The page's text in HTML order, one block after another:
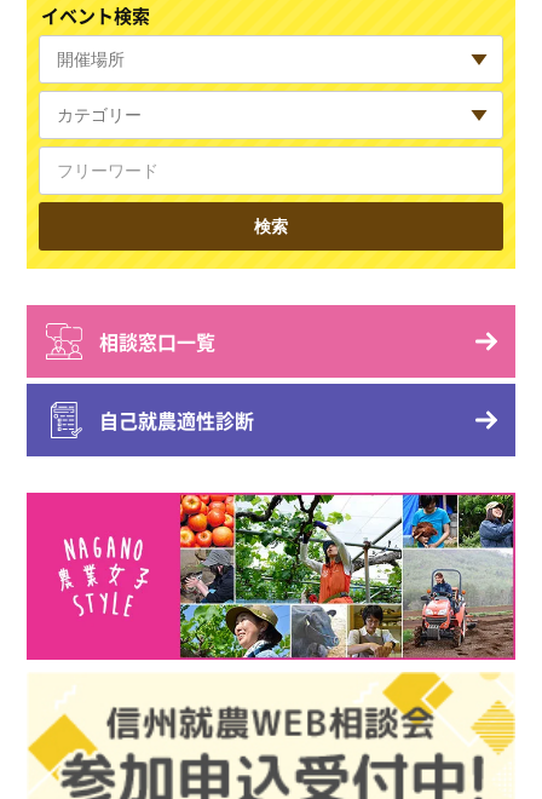
イベント検索
相談窓口一覧
自己就農適性診断